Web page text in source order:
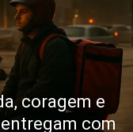
coragem e
com